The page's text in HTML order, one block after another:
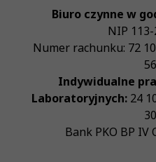
Biuro czynne w
NIP
Numer rachunku: 72
Indywidualne
Laboratoryjnych:24
Bank PKO BP IV